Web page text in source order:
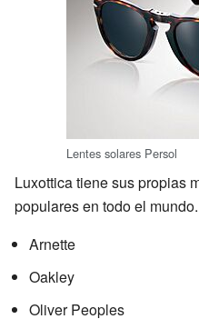
Lentes solares Persol
Luxottica tiene sus propias
populares en todo el
Arnette
Oakley
Oliver Peoples